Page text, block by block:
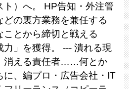
ト）へ。 HP告知・外注管
どの裏方業務を兼任する
ことから締切と戦える
力」を獲得。 --- 潰れる現
消える責任者……何とか
に、編プロ・広告会社・IT